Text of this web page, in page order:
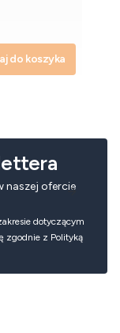
do koszyka
naszej ofercie
dotyczącym
zgodnie z Polityką